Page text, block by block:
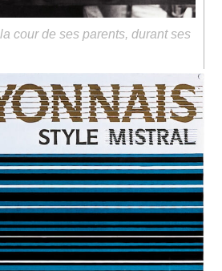
cour de ses parents, durant ses